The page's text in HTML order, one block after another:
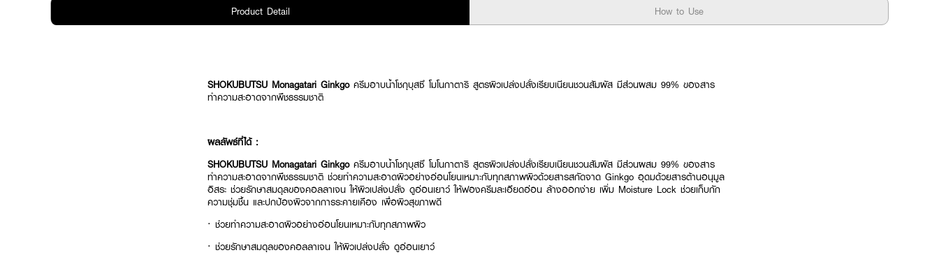
Product Detail How to Use
SHOKUBUTSU Monagatari Ginkgo ครีมอาบน้ำโชกุบุสซึ โมโนกาตาริ สูตรผิวเปล่งปลั่งเรียบเนียนชวนสัมผัส มีส่วนผสม 99% ของสาร
ทำความสะอาดจากพืชธรรมชาติ
ผลลัพธ์ที่ได้ :
SHOKUBUTSU Monagatari Ginkgo ครีมอาบน้ำโชกุบุสซึ โมโนกาตาริ สูตรผิวเปล่งปลั่งเรียบเนียนชวนสัมผัส มีส่วนผสม 99% ของสาร
ทำความสะอาดจากพืชธรรมชาติ ช่วยทำความสะอาดผิวอย่างอ่อนโยนเหมาะกับทุกสภาพผิวด้วยสารสกัดจาด Ginkgo อุดมด้วยสารต้านอนุมูล
อิสระ ช่วยรักษาสมดุลของคอลลาเจน ให้ผิวเปล่งปลั่ง ดูอ่อนเยาว์ ให้ฟองครีมละเอียดอ่อน ล้างออกง่าย เพิ่ม Moisture Lock ช่วยเก็บกัก
ความชุ่มชื้น และปกป้องผิวจากการระคายเคือง เพื่อผิวสุขภาพดี
· ช่วยทำความสะอาดผิวอย่างอ่อนโยนเหมาะกับทุกสภาพผิว
· ช่วยรักษาสมดุลของคอลลาเจน ให้ผิวเปล่งปลั่ง ดูอ่อนเยาว์